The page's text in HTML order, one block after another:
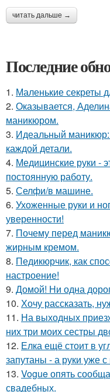
читать дальше →
Последние
1. Маленькие секреты
2. Оказывается,
маникюром.
3. Идеальный маникюр:
каждой детали.
4. Медицинские руки -
постоянную работу.
5. Селфи/в машине.
6. Ухоженные руки и
уверенности!
7. Почему перед
жирным кремом.
8. Педикюрчик, как
настроение!
9. Домой! Ни одна
10. Хочу рассказать,
11. На выходных
них три моих сестры
12. Елка ещё стоит в
запутаны - а руки уже
13. Vogue опять
свадебных.